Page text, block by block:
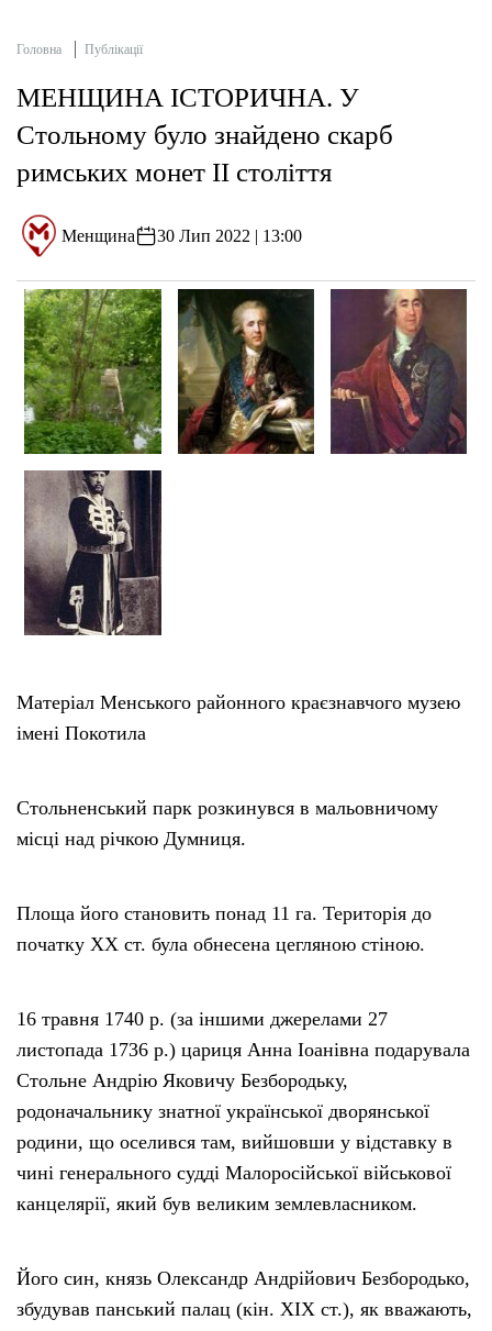
Головна Публікації
МЕНЩИНА ІСТОРИЧНА. У
Стольному було знайдено скарб
римських монет II століття
Менщина 30 Лип 2022 | 13:00
Матеріал Менського районного краєзнавчого музею
імені Покотила
Стольненський парк розкинувся в мальовничому
місці над річкою Думниця.
Площа його становить понад 11 га. Територія до
початку XX ст. була обнесена цегляною стіною.
16 травня 1740 р. (за іншими джерелами 27
листопада 1736 р.) цариця Анна Іоанівна подарувала
Стольне Андрію Яковичу Безбородьку,
родоначальнику знатної української дворянської
родини, що оселився там, вийшовши у відставку в
чині генерального судді Малоросійської військової
канцелярії, який був великим землевласником.
Його син, князь Олександр Андрійович Безбородько,
збудував панський палац (кін. XIX ст.), як вважають,